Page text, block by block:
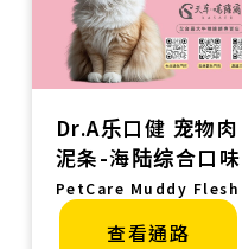
Dr.A乐口健 宠物肉
泥条-海陆综合口味
PetCare Muddy Flesh
查看通路